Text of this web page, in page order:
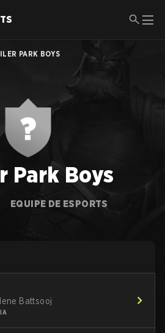
PARK BOYS
Park Boys
EQUIPE DE ESPORTS
Battsooj